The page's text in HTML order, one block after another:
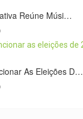
Reúne Músi…
As Eleições D…